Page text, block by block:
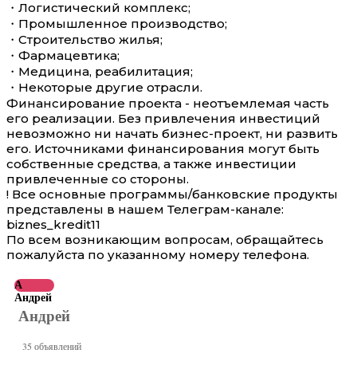
・Логистический комплекс;
・Промышленное производство;
・Строительство жилья;
・Фармацевтика;
・Медицина, реабилитация;
・Некоторые другие отрасли.
Финансирование проекта - неотъемлемая часть
его реализации. Без привлечения инвестиций
невозможно ни начать бизнес-проект, ни развить
его. Источниками финансирования могут быть
собственные средства, а также инвестиции
привлеченные со стороны.
! Все основные программы/банковские продукты
представлены в нашем Телеграм-канале:
biznes_kredit11
По всем возникающим вопросам, обращайтесь
пожалуйста по указанному номеру телефона.
А
Андрей
Андрей
35 объявлений